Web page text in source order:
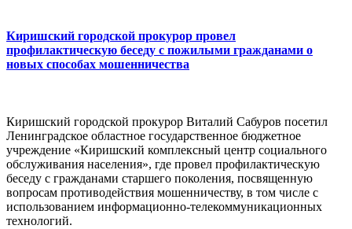
Киришский городской прокурор провел
профилактическую беседу с пожилыми гражданами о
новых способах мошенничества
Киришский городской прокурор Виталий Сабуров посетил
Ленинградское областное государственное бюджетное
учреждение «Киришский комплексный центр социального
обслуживания населения», где провел профилактическую
беседу с гражданами старшего поколения, посвященную
вопросам противодействия мошенничеству, в том числе с
использованием информационно-телекоммуникационных
технологий.